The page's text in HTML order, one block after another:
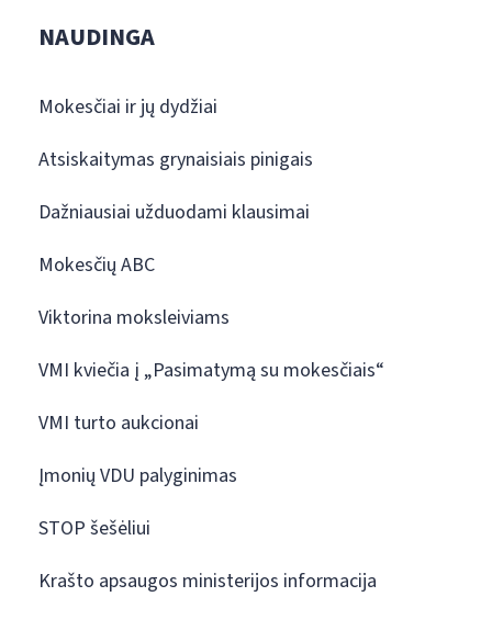
NAUDINGA
Mokesčiai ir jų dydžiai
Atsiskaitymas grynaisiais pinigais
Dažniausiai užduodami klausimai
Mokesčių ABC
Viktorina moksleiviams
VMI kviečia į „Pasimatymą su mokesčiais“
VMI turto aukcionai
Įmonių VDU palyginimas
STOP šešėliui
Krašto apsaugos ministerijos informacija